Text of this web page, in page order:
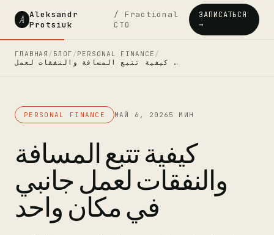
A Aleksandr
Protsiuk
/ Fractional
CTO
ЗАПИСАТЬСЯ
→
ГЛАВНАЯ / БЛОГ /PERSONAL FINANCE /
كيفية تتبع المسافة والنفقات لعمل …
PERSONAL FINANCE МАЙ 6, 2026 5 МИН
كيفية تتبع المسافة
والنفقات لعمل جانبي
في مكان واحد